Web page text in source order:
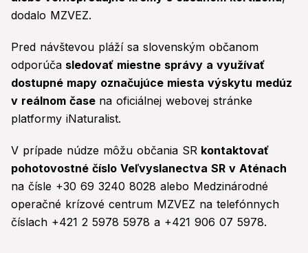
dodalo MZVEZ.
Pred návštevou pláží sa slovenským občanom
odporúča sledovať miestne správy a využívať
dostupné mapy označujúce miesta výskytu medúz
v reálnom čase na oficiálnej webovej stránke
platformy iNaturalist.
V prípade núdze môžu občania SR kontaktovať
pohotovostné číslo Veľvyslanectva SR v Aténach
na čísle +30 69 3240 8028 alebo Medzinárodné
operačné krízové centrum MZVEZ na telefónnych
číslach +421 2 5978 5978 a +421 906 07 5978.